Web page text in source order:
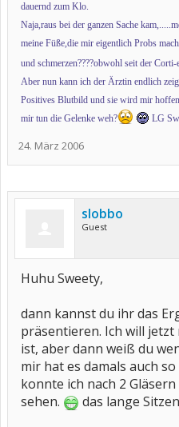
dauernd zum Klo.
Naja,raus bei der ganzen Sache
meine Füße,die mir eigentlich Probs
und schmerzen????obwohl seit der
Aber nun kann ich der Ärztin endlich
Positives Blutbild und sie wird mir
mir tun die Gelenke weh?
LG
24. März 2006
slobbo
Guest
Huhu Sweety,
dann kannst du ihr das
präsentieren. Ich will
ist, aber dann weiß du
mir hat es damals auch
konnte ich nach 2
sehen.
das lange